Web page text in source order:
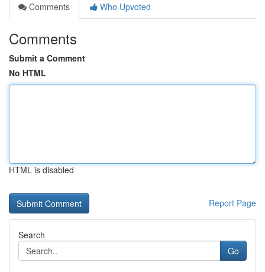
Comments
Who Upvoted
Comments
Submit a Comment
No HTML
HTML is disabled
Report Page
Search
Go